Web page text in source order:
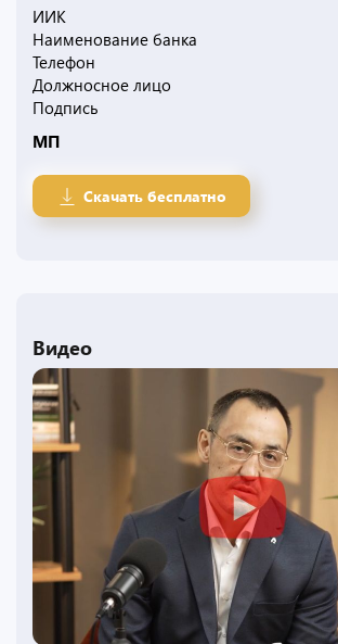
ИИК
Наименование банка
Телефон
Должносное лицо
Подпись
МП
Скачать бесплатно
Видео